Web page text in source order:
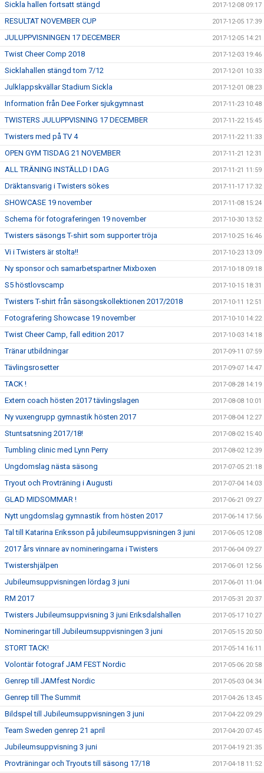
Sickla hallen fortsatt stängd 2017-12-08 09:17
RESULTAT NOVEMBER CUP 2017-12-05 17:39
JULUPPVISNINGEN 17 DECEMBER 2017-12-05 14:21
Twist Cheer Comp 2018 2017-12-03 19:46
Sicklahallen stängd tom 7/12 2017-12-01 10:33
Julklappskvällar Stadium Sickla 2017-12-01 08:23
Information från Dee Forker sjukgymnast 2017-11-23 10:48
TWISTERS JULUPPVISNING 17 DECEMBER 2017-11-22 15:45
Twisters med på TV 4 2017-11-22 11:33
OPEN GYM TISDAG 21 NOVEMBER 2017-11-21 12:31
ALL TRÄNING INSTÄLLD I DAG 2017-11-21 11:59
Dräktansvarig i Twisters sökes 2017-11-17 17:32
SHOWCASE 19 november 2017-11-08 15:24
Schema för fotograferingen 19 november 2017-10-30 13:52
Twisters säsongs T-shirt som supporter tröja 2017-10-25 16:46
Vi i Twisters är stolta!! 2017-10-23 13:09
Ny sponsor och samarbetspartner Mixboxen 2017-10-18 09:18
S5 höstlovscamp 2017-10-15 18:31
Twisters T-shirt från säsongskollektionen 2017/2018 2017-10-11 12:51
Fotografering Showcase 19 november 2017-10-10 14:22
Twist Cheer Camp, fall edition 2017 2017-10-03 14:18
Tränar utbildningar 2017-09-11 07:59
Tävlingsrosetter 2017-09-07 14:47
TACK ! 2017-08-28 14:19
Extern coach hösten 2017 tävlingslagen 2017-08-08 10:01
Ny vuxengrupp gymnastik hösten 2017 2017-08-04 12:27
Stuntsatsning 2017/18! 2017-08-02 15:40
Tumbling clinic med Lynn Perry 2017-08-02 12:39
Ungdomslag nästa säsong 2017-07-05 21:18
Tryout och Provträning i Augusti 2017-07-04 14:03
GLAD MIDSOMMAR ! 2017-06-21 09:27
Nytt ungdomslag gymnastik from hösten 2017 2017-06-14 17:56
Tal till Katarina Eriksson på jubileumsuppvisningen 3 juni 2017-06-05 12:08
2017 års vinnare av nomineringarna i Twisters 2017-06-04 09:27
Twistershjälpen 2017-06-01 12:56
Jubileumsuppvisningen lördag 3 juni 2017-06-01 11:04
RM 2017 2017-05-31 20:37
Twisters Jubileumsuppvisning 3 juni Eriksdalshallen 2017-05-17 10:27
Nomineringar till Jubileumsuppvisningen 3 juni 2017-05-15 20:50
STORT TACK! 2017-05-14 16:11
Volontär fotograf JAM FEST Nordic 2017-05-06 20:58
Genrep till JAMfest Nordic 2017-05-03 04:34
Genrep till The Summit 2017-04-26 13:45
Bildspel till Jubileumsuppvisningen 3 juni 2017-04-22 09:29
Team Sweden genrep 21 april 2017-04-20 07:45
Jubileumsuppvisning 3 juni 2017-04-19 21:35
Provträningar och Tryouts till säsong 17/18 2017-04-18 11:52